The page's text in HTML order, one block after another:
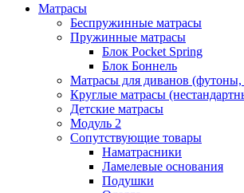
Матрасы
Беспружинные матрасы
Пружинные матрасы
Блок Pocket Spring
Блок Боннель
Матрасы для диванов
Круглые матрасы
Детские матрасы
Модуль 2
Сопутствующие товары
Наматрасники
Ламелевые основания
Подушки